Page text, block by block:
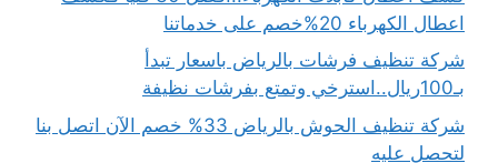
اعطال الكهرباء 20%خصم على خدماتنا
شركة تنظيف فرشات بالرياض باسعار تبدأ
بـ100ريال..استرخي وتمتع بفرشات نظيفة
شركة تنظيف الحوش بالرياض 33% خصم الآن اتصل بنا
لتحصل عليه